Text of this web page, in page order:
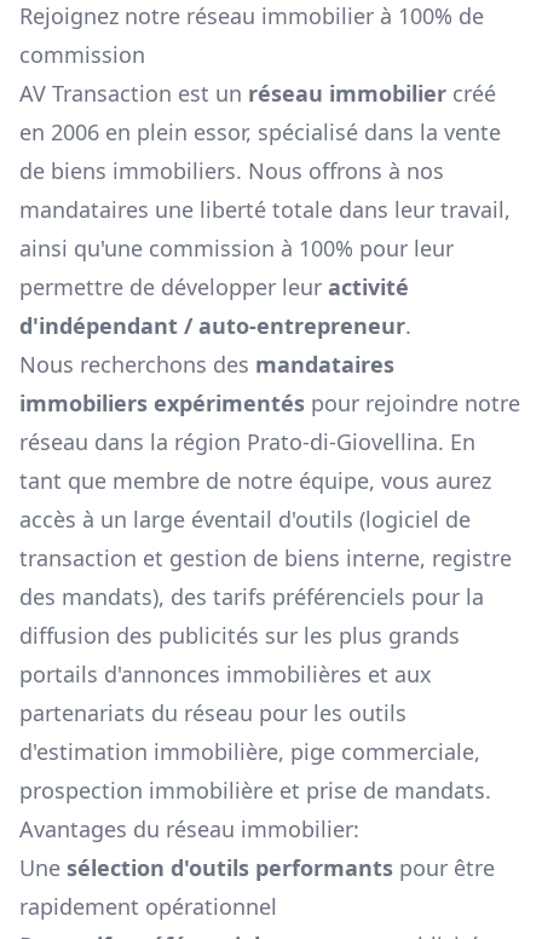
Rejoignez notre réseau immobilier à 100% de
commission
AV Transaction est un réseau immobilier créé
en 2006 en plein essor, spécialisé dans la vente
de biens immobiliers. Nous offrons à nos
mandataires une liberté totale dans leur travail,
ainsi qu'une commission à 100% pour leur
permettre de développer leur activité
d'indépendant / auto-entrepreneur.
Nous recherchons des mandataires
immobiliers expérimentés pour rejoindre notre
réseau dans la région Prato-di-Giovellina. En
tant que membre de notre équipe, vous aurez
accès à un large éventail d'outils (logiciel de
transaction et gestion de biens interne, registre
des mandats), des tarifs préférenciels pour la
diffusion des publicités sur les plus grands
portails d'annonces immobilières et aux
partenariats du réseau pour les outils
d'estimation immobilière, pige commerciale,
prospection immobilière et prise de mandats.
Avantages du réseau immobilier:
Une sélection d'outils performants pour être
rapidement opérationnel